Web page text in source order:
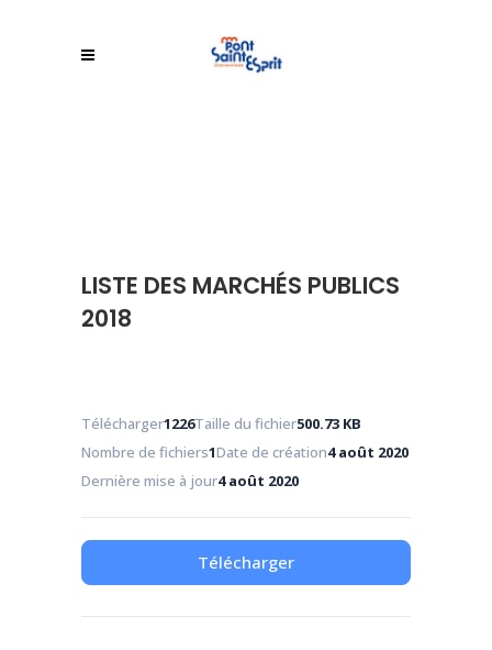
LISTE DES MARCHÉS PUBLICS
2018
Télécharger1226Taille du fichier500.73 KB
Nombre de fichiers1Date de création4 août 2020
Dernière mise à jour4 août 2020
Télécharger